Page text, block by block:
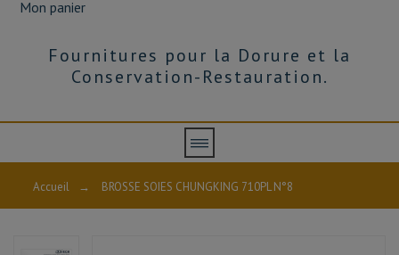
Mon panier
Fournitures pour la Dorure et la
Conservation-Restauration.
Accueil → BROSSE SOIES CHUNGKING 710PL N°8